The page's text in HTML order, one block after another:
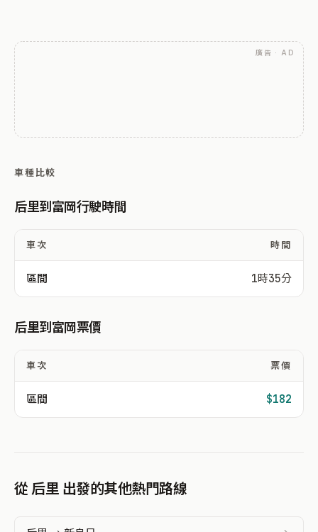
廣告 · AD
車種比較
后里到富岡行駛時間
車次 時間
區間 1時35分
后里到富岡票價
車次 票價
區間 $182
從 后里 出發的其他熱門路線